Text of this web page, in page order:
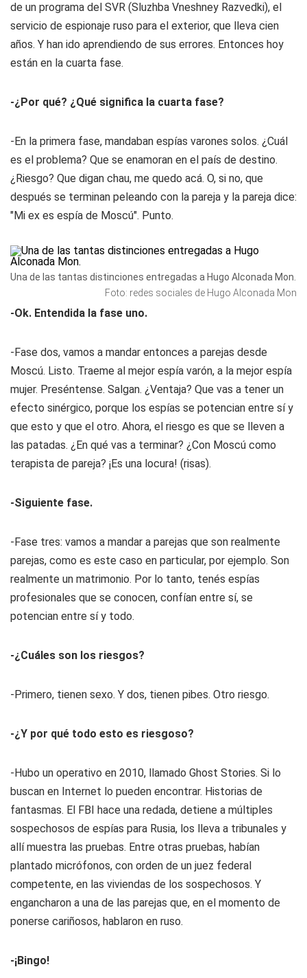
de un programa del SVR (Sluzhba Vneshney Razvedki), el
servicio de espionaje ruso para el exterior, que lleva cien
años. Y han ido aprendiendo de sus errores. Entonces hoy
están en la cuarta fase.
-¿Por qué? ¿Qué significa la cuarta fase?
-En la primera fase, mandaban espías varones solos. ¿Cuál
es el problema? Que se enamoran en el país de destino.
¿Riesgo? Que digan chau, me quedo acá. O, si no, que
después se terminan peleando con la pareja y la pareja dice:
"Mi ex es espía de Moscú". Punto.
Una de las tantas distinciones entregadas a Hugo Alconada Mon.
Foto: redes sociales de Hugo Alconada Mon
-Ok. Entendida la fase uno.
-Fase dos, vamos a mandar entonces a parejas desde
Moscú. Listo. Traeme al mejor espía varón, a la mejor espía
mujer. Preséntense. Salgan. ¿Ventaja? Que vas a tener un
efecto sinérgico, porque los espías se potencian entre sí y
que esto y que el otro. Ahora, el riesgo es que se lleven a
las patadas. ¿En qué vas a terminar? ¿Con Moscú como
terapista de pareja? ¡Es una locura! (risas).
-Siguiente fase.
-Fase tres: vamos a mandar a parejas que son realmente
parejas, como es este caso en particular, por ejemplo. Son
realmente un matrimonio. Por lo tanto, tenés espías
profesionales que se conocen, confían entre sí, se
potencian entre sí y todo.
-¿Cuáles son los riesgos?
-Primero, tienen sexo. Y dos, tienen pibes. Otro riesgo.
-¿Y por qué todo esto es riesgoso?
-Hubo un operativo en 2010, llamado Ghost Stories. Si lo
buscan en Internet lo pueden encontrar. Historias de
fantasmas. El FBI hace una redada, detiene a múltiples
sospechosos de espías para Rusia, los lleva a tribunales y
allí muestra las pruebas. Entre otras pruebas, habían
plantado micrófonos, con orden de un juez federal
competente, en las viviendas de los sospechosos. Y
engancharon a una de las parejas que, en el momento de
ponerse cariñosos, hablaron en ruso.
-¡Bingo!